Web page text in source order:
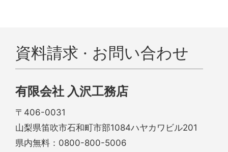
資料請求 · お問い合わせ
有限会社 入沢工務店
〒406-0031
山梨県笛吹市石和町市部1084ハヤカワビル201
県内無料： 0800-800-5006